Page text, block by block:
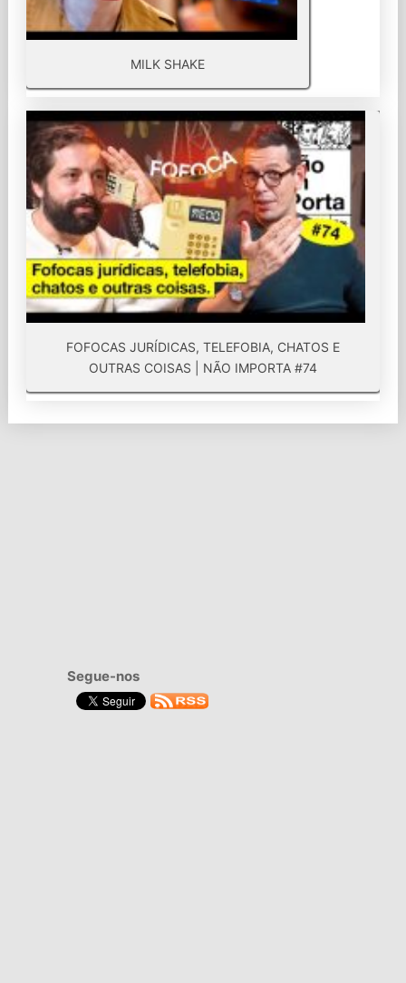
MILK SHAKE
FOFOCAS JURÍDICAS, TELEFOBIA, CHATOS E
OUTRAS COISAS | NÃO IMPORTA #74
Segue-nos